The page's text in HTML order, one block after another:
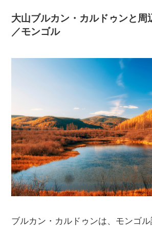
大山ブルカン・カルドゥンと周
／モンゴル
ブルカン・カルドゥンは、モンゴル